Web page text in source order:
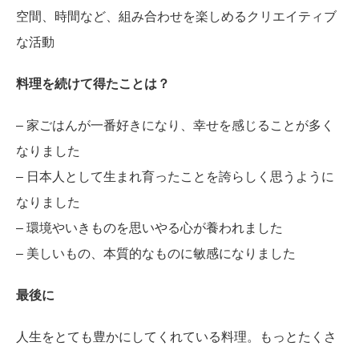
空間、時間など、組み合わせを楽しめるクリエイティブ
な活動
料理を続けて得たことは？
– 家ごはんが一番好きになり、幸せを感じることが多く
なりました
– 日本人として生まれ育ったことを誇らしく思うように
なりました
– 環境やいきものを思いやる心が養われました
– 美しいもの、本質的なものに敏感になりました
最後に
人生をとても豊かにしてくれている料理。もっとたくさ